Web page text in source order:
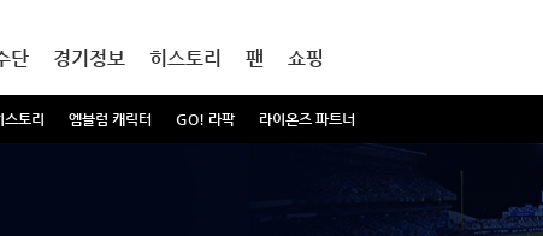
스토리 엠블럼 캐릭터 GO! 라팍 라이온즈 파트너
단 경기정보 히스토리 팬 쇼핑